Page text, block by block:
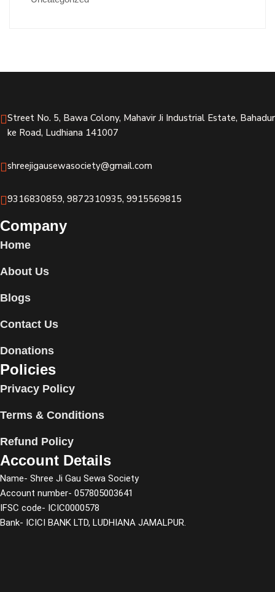
Street No. 5, Bawa Colony, Mahavir Ji Industrial Estate, Bahadur
ke Road, Ludhiana 141007
shreejigausewasociety@gmail.com
9316830859, 9872310935, 9915569815
Company
Home
About Us
Blogs
Contact Us
Donations
Policies
Privacy Policy
Terms & Conditions
Refund Policy
Account Details
Name- Shree Ji Gau Sewa Society
Account number- 057805003641
IFSC code- ICIC0000578
Bank- ICICI BANK LTD, LUDHIANA JAMALPUR.